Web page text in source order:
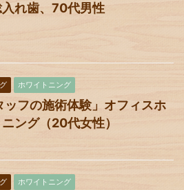
れ歯、70代男性
ホワイトニング
ッフの施術体験」オフィスホ
ング（20代女性）
ホワイトニング